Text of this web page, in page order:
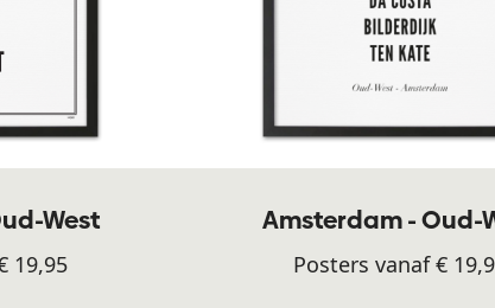
West
19,95
Amsterdam - Oud-
Posters vanaf €